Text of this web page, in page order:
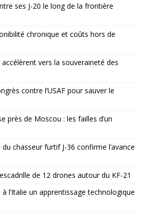
ses J-20 le long de la frontière
chronique et coûts hors de
vers la souveraineté des
contre l’USAF pour sauver le
près de Moscou : les failles d’un
chasseur furtif J-36 confirme l’avance
de 12 drones autour du KF-21
l’Italie un apprentissage technologique